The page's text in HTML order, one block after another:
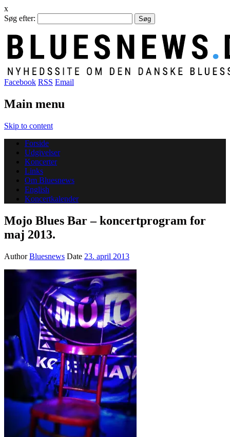
x
Søg efter:
Facebook RSS Email
Main menu
Skip to content
Forside
Udgivelser
Koncerter
Links
Om Bluesnews
English
Koncertkalender
Mojo Blues Bar – koncertprogram for
maj 2013.
AuthorBluesnews Date 23. april 2013